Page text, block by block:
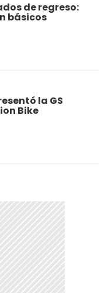
de regreso:
básicos
la GS
Bike